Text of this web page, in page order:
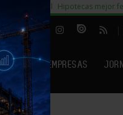
temporal Hipotecas mejor
EMPRESAS